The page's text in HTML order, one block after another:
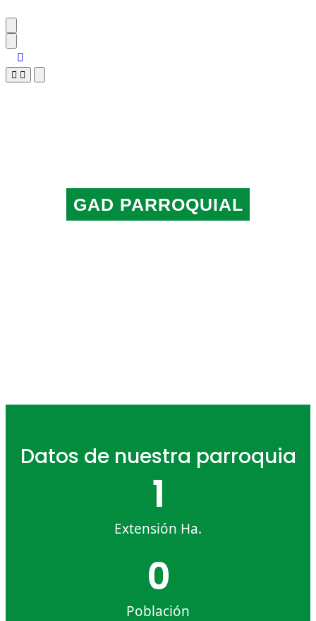
GAD PARROQUIAL
Datos de nuestra parroquia
Extensión Ha.
1
Población
0